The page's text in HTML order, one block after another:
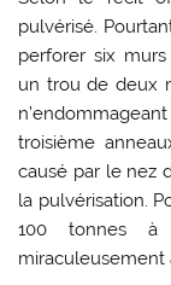
pulvérisé.
perforer six
un trou de deux
troisième
causé par le nez
la pulvérisation.
100 tonnes à
miraculeusement